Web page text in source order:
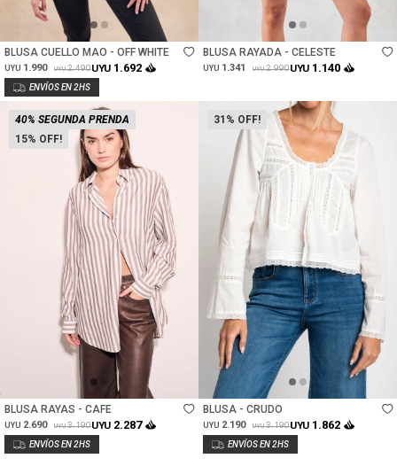
Talle
BLUSA CUELLO MAO - OFF WHITE
UYU 1.990 UYU 2.490UYU 1.692
BLUSA RAYADA - CELESTE
UYU 1.341 UYU 2.990UYU 1.140
15
40% SEGUNDA PRENDA
BLUSA RAYAS - CAFE
UYU 2.690 UYU 3.190UYU 2.287
31
BLUSA - CRUDO
UYU 2.190 UYU 3.190UYU 1.862